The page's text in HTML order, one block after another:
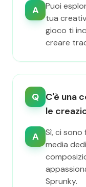
A
Puoi
tua
gioco ti
creare
Q C'è una
le
A
Sì, ci
media
Sprunky.